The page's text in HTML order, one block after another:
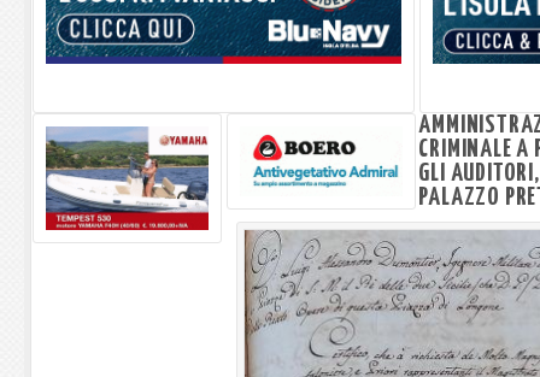
CRIMINALE
GLI
PALAZZO